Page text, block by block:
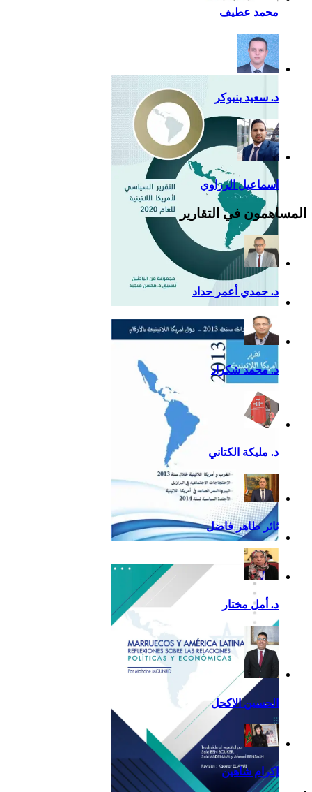
إضافية لدعم القوة الناعمة
للصين في أمريكا اللاتينية
التقرير السياسي لأمريكا
اللاتينية للعام 2020
تقرير أمريكا اللاتينية لسنة
2013
محمد عطيف
د. سعيد بنبوكر
اسماعيل الرزاوي
المساهمون في التقارير
د. حمدي أعمر حداد
د. محمد شكراد
د. مليكة الكتاني
ثائر طاهر فاضل
د. أمل مختار
الحسين الاكحل
إكرام شاهين